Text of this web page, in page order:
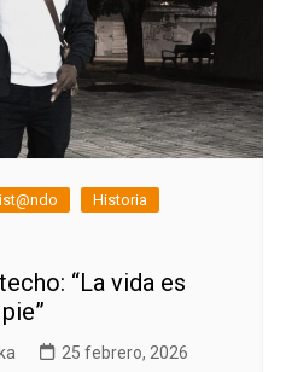
Historia
“La vida es
25 febrero, 2026